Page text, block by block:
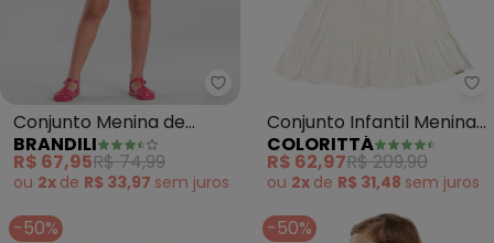
Brandili - Conjunto Menina de
Conjunto Menina de
Flores em Puff (Natural)
BRANDILI
R$ 67,95R$ 74,99
ou 2x de R$ 33,97 sem juros
Conjunto Infantil Menina
Alças Colorittá (Bege)
COLORITTÁ
R$ 62,97R$ 209,90
ou 2x de R$ 31,48 sem juros
-50% -50%